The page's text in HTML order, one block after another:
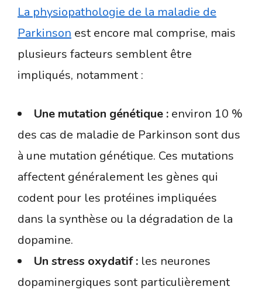
La physiopathologie de la maladie de
Parkinson est encore mal comprise, mais
plusieurs facteurs semblent être
impliqués, notamment :
Une mutation génétique : environ 10 %
des cas de maladie de Parkinson sont dus
à une mutation génétique. Ces mutations
affectent généralement les gènes qui
codent pour les protéines impliquées
dans la synthèse ou la dégradation de la
dopamine.
Un stress oxydatif : les neurones
dopaminergiques sont particulièrement